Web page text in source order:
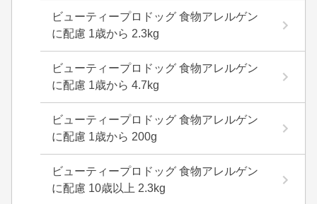
ビューティープロドッグ 食物アレルゲン
に配慮 1歳から 2.3kg
ビューティープロドッグ 食物アレルゲン
に配慮 1歳から 4.7kg
ビューティープロドッグ 食物アレルゲン
に配慮 1歳から 200g
ビューティープロドッグ 食物アレルゲン
に配慮 10歳以上 2.3kg